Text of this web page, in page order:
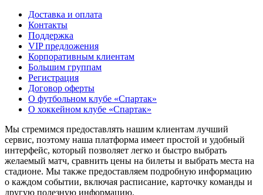
Доставка и оплата
Контакты
Поддержка
VIP предложения
Корпоративным клиентам
Большим группам
Регистрация
Договор оферты
О футбольном клубе «Спартак»
О хоккейном клубе «Спартак»
Мы стремимся предоставлять нашим клиентам лучший
сервис, поэтому наша платформа имеет простой и удобный
интерфейс, который позволяет легко и быстро выбрать
желаемый матч, сравнить цены на билеты и выбрать места на
стадионе. Мы также предоставляем подробную информацию
о каждом событии, включая расписание, карточку команды и
другую полезную информацию.